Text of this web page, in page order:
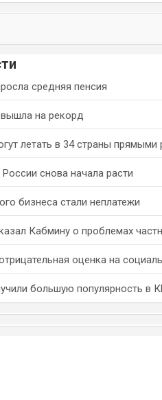
средняя пенсия
на рекорд
летать в 34 страны прямыми
снова начала расти
бизнеса стали неплатежи
Кабмину о проблемах
оценка на
большую популярность в